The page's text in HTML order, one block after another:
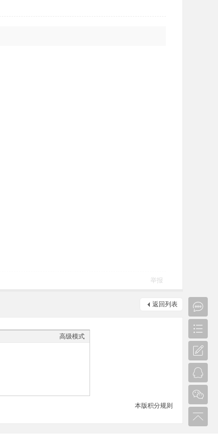
举报
返回列表
高级模式
本版积分规则